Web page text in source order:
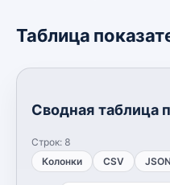
Таблица
Сводная таблица
Строк: 8
Колонки
CSV JSON